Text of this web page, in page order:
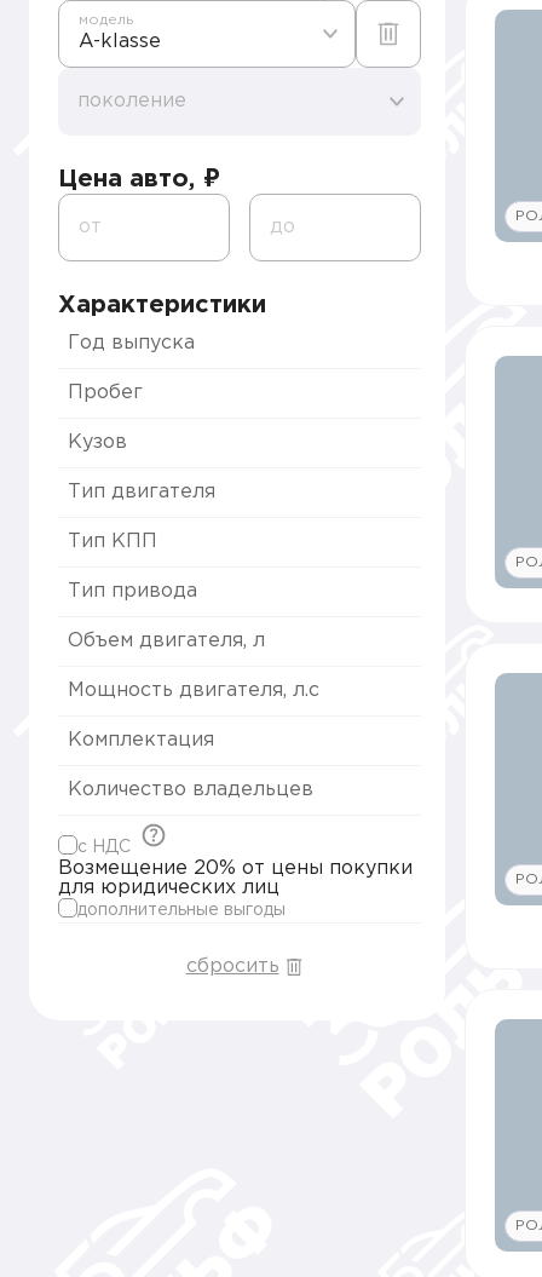
A-klasse
модель
поколение
Цена авто, ₽
от до
Характеристики
Год выпуска
Пробег
Кузов
Тип двигателя
Тип КПП
Тип привода
Объем двигателя, л
Мощность двигателя, л.с
Комплектация
Количество владельцев
c НДС
Возмещение 20% от цены покупки
для юридических лиц
дополнительные выгоды
сбросить